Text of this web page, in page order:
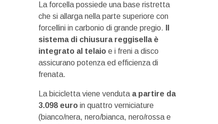
La forcella possiede una base ristretta
che si allarga nella parte superiore con
forcellini in carbonio di grande pregio.
sistema di chiusura reggisella è
integrato al telaio e i freni a disco
assicurano potenza ed efficienza di
frenata.
La bicicletta viene venduta a partire da
3.098 euro in quattro verniciature
(bianco/nera, nero/bianca, nero/rossa e